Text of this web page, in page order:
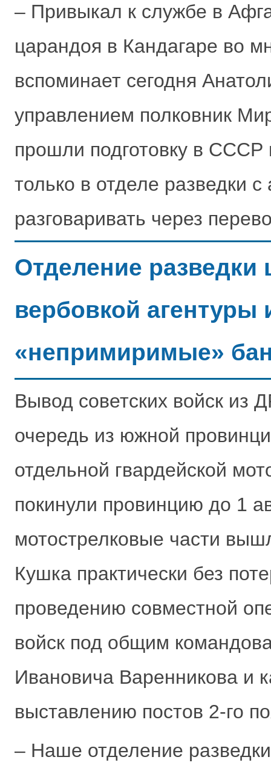
– Привыкал к службе в
царандоя в Кандагаре во
вспоминает сегодня
управлением полковник
прошли подготовку в СССР
только в отделе разведки
разговаривать через
Отделение разведки
вербовкой агентуры
«непримиримые»
Вывод советских войск из
очередь из южной
отдельной гвардейской
покинули провинцию до 1
мотострелковые части
Кушка практически без
проведению совместной
войск под общим
Ивановича Варенникова и
выставлению постов 2-го
– Наше отделение